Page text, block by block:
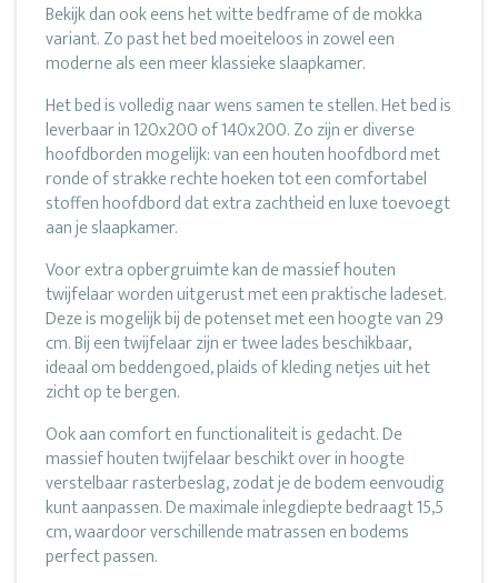
Bekijk dan ook eens het witte bedframe of de mokka
variant. Zo past het bed moeiteloos in zowel een
moderne als een meer klassieke slaapkamer.
Het bed is volledig naar wens samen te stellen. Het bed is
leverbaar in 120x200 of 140x200. Zo zijn er diverse
hoofdborden mogelijk: van een houten hoofdbord met
ronde of strakke rechte hoeken tot een comfortabel
stoffen hoofdbord dat extra zachtheid en luxe toevoegt
aan je slaapkamer.
Voor extra opbergruimte kan de massief houten
twijfelaar worden uitgerust met een praktische ladeset.
Deze is mogelijk bij de potenset met een hoogte van 29
cm. Bij een twijfelaar zijn er twee lades beschikbaar,
ideaal om beddengoed, plaids of kleding netjes uit het
zicht op te bergen.
Ook aan comfort en functionaliteit is gedacht. De
massief houten twijfelaar beschikt over in hoogte
verstelbaar rasterbeslag, zodat je de bodem eenvoudig
kunt aanpassen. De maximale inlegdiepte bedraagt 15,5
cm, waardoor verschillende matrassen en bodems
perfect passen.